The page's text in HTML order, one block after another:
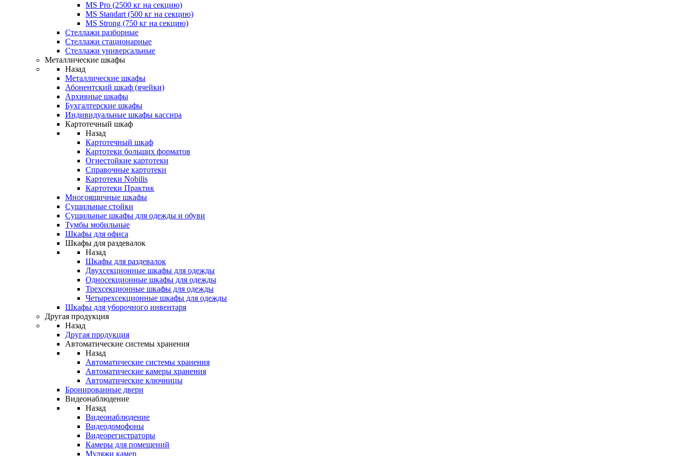
MS Pro (2500 кг на секцию)
MS Standart (500 кг на секцию)
MS Strong (750 кг на секцию)
Стеллажи разборные
Стеллажи стационарные
Стеллажи универсальные
Металлические шкафы
Назад
Металлические шкафы
Абонентский шкаф (ячейки)
Архивные шкафы
Бухгалтерские шкафы
Индивидуальные шкафы кассира
Картотечный шкаф
Назад
Картотечный шкаф
Картотеки больших форматов
Огнестойкие картотеки
Справочные картотеки
Картотеки Nobilis
Картотеки Практик
Многоящичные шкафы
Сушильные стойки
Сушильные шкафы для одежды и обуви
Тумбы мобильные
Шкафы для офиса
Шкафы для раздевалок
Назад
Шкафы для раздевалок
Двухсекционные шкафы для одежды
Односекционные шкафы для одежды
Трехсекционные шкафы для одежды
Четырехсекционные шкафы для одежды
Шкафы для уборочного инвентаря
Другая продукция
Назад
Другая продукция
Автоматические системы хранения
Назад
Автоматические системы хранения
Автоматические камеры хранения
Автоматические ключницы
Бронированные двери
Видеонаблюдение
Назад
Видеонаблюдение
Видеодомофоны
Видеорегистраторы
Камеры для помещений
Муляжи камер